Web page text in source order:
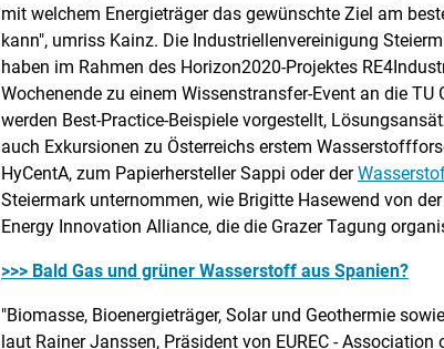
mit welchem Energieträger das gewünschte Ziel am
kann", umriss Kainz. Die Industriellenvereinigung
haben im Rahmen des Horizon2020-Projektes
Wochenende zu einem Wissenstransfer-Event an die TU
werden Best-Practice-Beispiele vorgestellt,
auch Exkursionen zu Österreichs erstem
HyCentA, zum Papierhersteller Sappi oder der
Steiermark unternommen, wie Brigitte Hasewend von
Energy Innovation Alliance, die die Grazer Tagung
>>> Bald Gas und grüner Wasserstoff aus Spanien?
"Biomasse, Bioenergieträger, Solar und Geothermie
laut Rainer Janssen, Präsident von EUREC -